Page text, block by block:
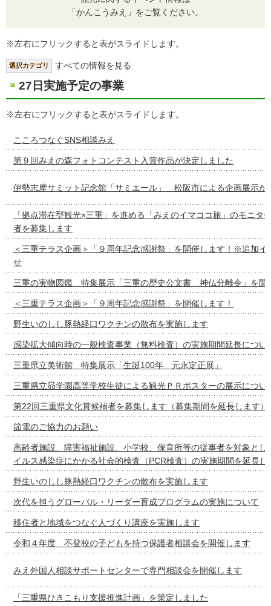
「かんこうみえ」をご覧ください。
※左右にフリックすると表がスライドします。
選択カテゴリ すべての情報を見る
27日実施予定の事業
※左右にフリックすると表がスライドします。
こころつなぐSNS相談みえ
第９回みえの森フォトコンテスト入賞作品が決定しました
伊勢志摩サミット記念館「サミエール」 松阪市による企画展示が
「拠点滞在型観光×三重」を進める「みえのイマココ旅」のモニタ
者を募集します
＜三重テラス企画＞「９周年記念感謝祭」を開催します！※追加イ
せ
三重の実物図鑑 特集展示「三重の歴史公文書 神仏分離令」を開
＜三重テラス企画＞「９周年記念感謝祭」を開催します！
野生いのしし豚熱経口ワクチンの散布を実施します
感染拡大傾向時の一般検査事業（無料検査）の実施期間延長につい
三重県立美術館 特集展示「生誕100年 元永定正展」
三重県立昴学園高等学校生徒による観光ＰＲポスターの展示につい
第22回三重県文化賞候補者を募集します（募集期間を延長します）
節電のご協力のお願い
高齢者施設、障害福祉施設、小学校、保育所等の従事者を対象とし
イルス感染症にかかる社会的検査（PCR検査）の実施期間を延長し
野生いのしし豚熱経口ワクチンの散布を実施します
次代を担うグローバル・リーダー育成プログラムの実施について
移住者と地域をつなぐ人づくり講座を実施します
令和４年度 不登校の子どもを持つ保護者相談会を開催します
みえ外国人相談サポートセンターで専門相談会を開催します
「三重県ひきこもり支援推進計画」を策定しました